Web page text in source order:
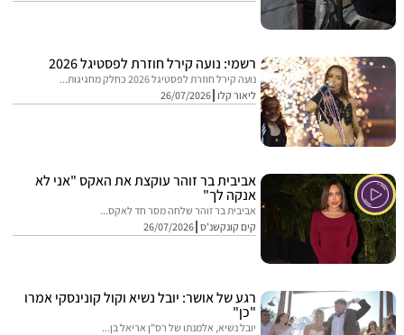
רשמי: נועה קירל חוזרת לפסטיגל 2026
נועה קירל חוזרת לפסטיגל 2026 כחלק מחגיגות...
ליאור קלו 26/07/2026
אביבית בר זוהר עוקצת את האקס "אני לא
אנקה לך"
אביבית בר זוהר שלחה מסר חד לאקס...
קים קונקשנ'ס 26/07/2026
רגע של אושר: יובל נשיא וקול קונינסקי אמרו
"כן"
יובל נשיא, אלמנתו של רס"ן אריאל בן...